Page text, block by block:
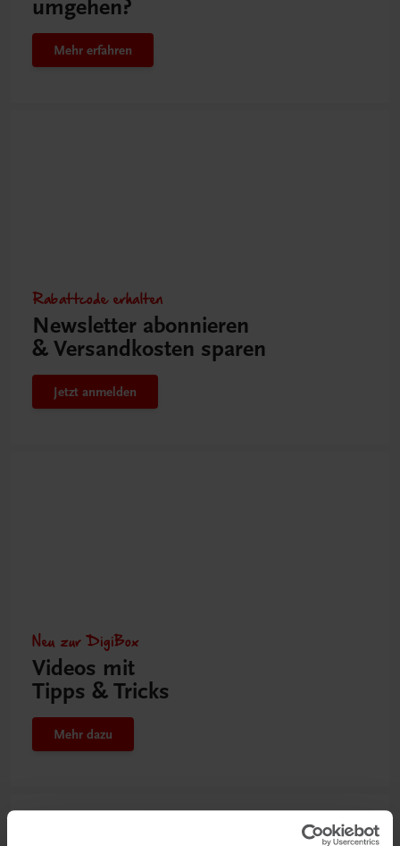
umgehen?
Mehr erfahren
Rabattcode erhalten
Newsletter abonnieren
& Versandkosten sparen
Jetzt anmelden
Neu zur DigiBox
Videos mit
Tipps & Tricks
Mehr dazu